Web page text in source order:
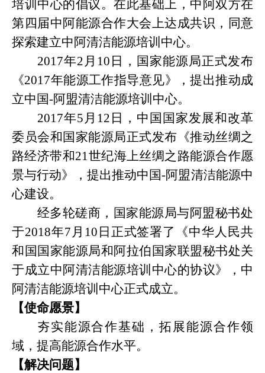
培训中心的倡议。在此基础上，中阿双方在
第四届中阿能源合作大会上达成共识，同意
探索建立中阿清洁能源培训中心。
2017年2 月 10 日，国家能源局正式发布
《2017年能源工作指导意见》，提出推动成
立中国-阿盟清洁能源培训中心。
2017年5 月 12 日，中国国家发展和改革
委员会和国家能源局正式发布《推动丝绸之
路经济带和21世纪海上丝绸之路能源合作愿
景与行动》，提出推动中国-阿盟清洁能源中
心建设。
经多轮磋商，国家能源局与阿盟秘书处
于2018年7 月 10 日正式签署了《中华人民共
和国国家能源局和阿拉伯国家联盟秘书处关
于成立中阿清洁能源培训中心的协议》，中
阿清洁能源培训中心正式成立。
【使命愿景】
夯实能源合作基础，拓展能源合作领
域，提高能源合作水平。
【解决问题】